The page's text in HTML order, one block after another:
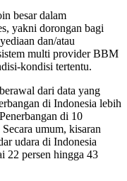
besar dalam
yakni dorongan bagi
dan/atau
multi provider BBM
kondisi tertentu.
dari data yang
di Indonesia lebih
di 10
umum, kisaran
udara di Indonesia
22 persen hingga 43